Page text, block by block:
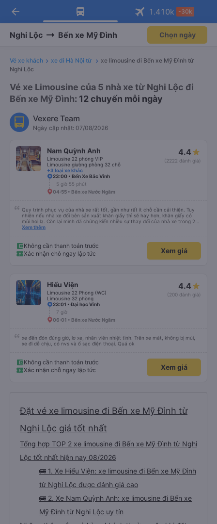
Tải app Vexere ngay!
Nhận ưu đãi thành viên độc
Mở app
Tải app Vexere
-30k/ghế khi đặt vé máy bay qua
Mở app
arrow_back 1.410k -30k
Nghi Lộc Bến xe Mỹ Đình Chọn ngày
Vé xe khách xe đi Hà Nội từ
xe limousine đi Bến xe Mỹ Đình từ
Nghi Lộc
Vé xe Limousine của 5 nhà xe từ Nghi Lộc đi
Bến xe Mỹ Đình: 12 chuyến mỗi ngày
Vexere Team
Ngày cập nhật: 07/08/2026
Nam Quỳnh Anh
Limousine 22 phòng VIP
Limousine giường phòng 32 chỗ
+3 loại xe khác
4.4
(2222 đánh giá)
23:00 • Bến Xe Bắc Vinh
5 giờ 55 phút
04:55 • Bến xe Nước Ngầm
Quy trình phục vụ của nhà xe rất tốt, gần như rất ít chỗ cần cải thiện. Tuy
nhiên nếu nhà xe đổi bên sản xuất khăn giấy thì sẽ hay hơn, khăn giấy có
mùi hơi lạ. Còn lại mình đã chứng kiến nhiều sự thay đổi của nhà xe trong 2
tháng vừa rồi: tài xế và phụ xe ngày càng thân thiện, quy trình phục vụ rõ
Xem thêm
Không cần thanh toán trước
Xác nhận chỗ ngay lập tức
Xem giá
Hiếu Viện
Limousine 22 Phòng (WC)
Limousine 32 phòng
4.4
(200 đánh giá)
23:01 • Đại học Vinh
7 giờ
06:01 • Bến xe Nước Ngầm
xe đến đón đúng giờ, lơ xe, nhân viên nhiệt tình. Trên xe mát, không bị mùi,
xe đi dễ chịu, có nvs và ổ sạc điện thoại. Quá ok
Không cần thanh toán trước
Xác nhận chỗ ngay lập tức
Xem giá
Đặt vé xe limousine đi Bến xe Mỹ Đình từ
Nghi Lộc giá tốt nhất
Tổng hợp TOP 2 xe limousine đi Bến xe Mỹ Đình từ Nghi
Lộc tốt nhất hiện nay 08/2026
🚌 1. Xe Hiếu Viện: xe limousine đi Bến xe Mỹ Đình
từ Nghi Lộc được đánh giá cao
🚌 2. Xe Nam Quỳnh Anh: xe limousine đi Bến xe
Mỹ Đình từ Nghi Lộc uy tín